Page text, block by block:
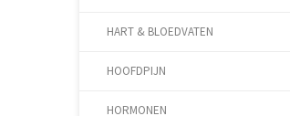
HART & BLOEDVATEN
HOOFDPIJN
HORMONEN